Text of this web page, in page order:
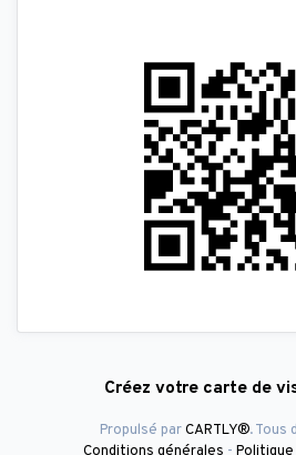
Créez votre carte de
Propulsé parCARTLY®. Tous